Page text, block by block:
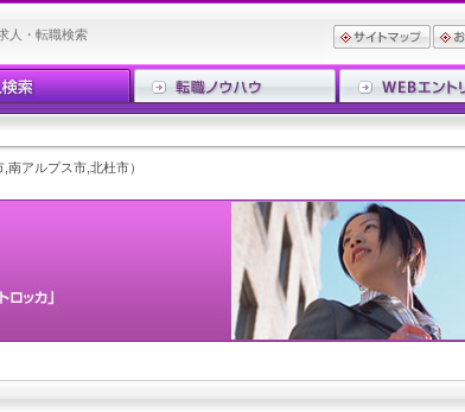
人・転職検索
アルプス市,北杜市）